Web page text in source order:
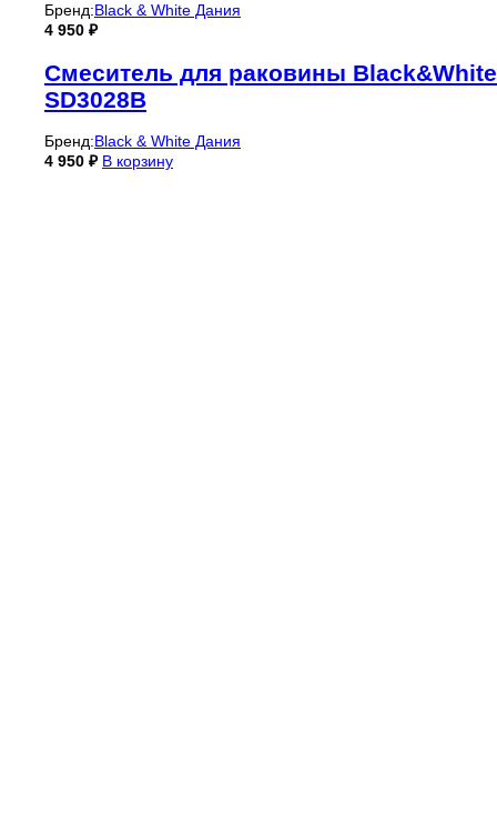
Бренд:Black & White Дания
4 950 ₽
Смеситель для раковины Black&White
SD3028B
Бренд:Black & White Дания
4 950 ₽ В корзину